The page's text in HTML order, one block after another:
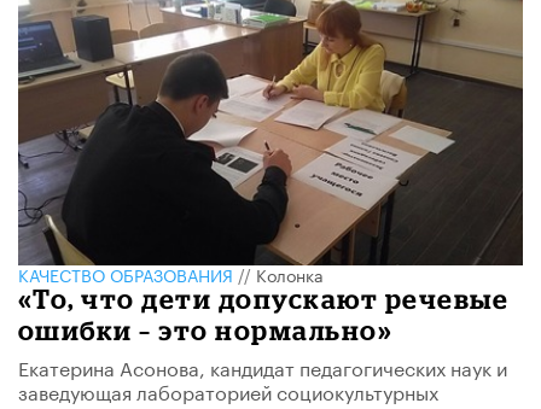
КАЧЕСТВО ОБРАЗОВАНИЯ//Колонка
«То, что дети допускают речевые
ошибки – это нормально»
Екатерина Асонова, кандидат педагогических наук и
заведующая лабораторией социокультурных